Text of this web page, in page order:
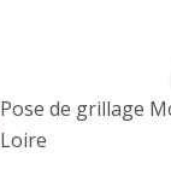
Pose de grillage
Loire